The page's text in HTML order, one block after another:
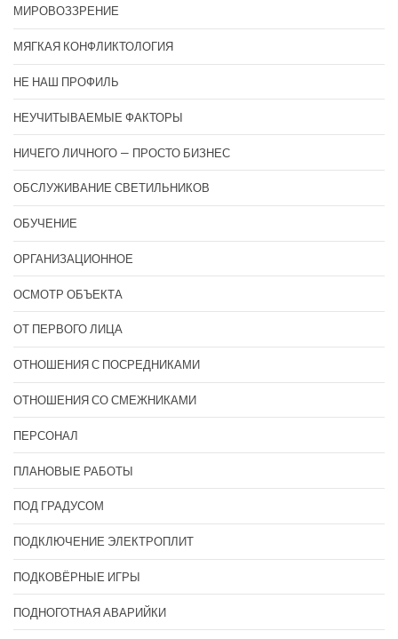
МИРОВОЗЗРЕНИЕ
МЯГКАЯ КОНФЛИКТОЛОГИЯ
НЕ НАШ ПРОФИЛЬ
НЕУЧИТЫВАЕМЫЕ ФАКТОРЫ
НИЧЕГО ЛИЧНОГО — ПРОСТО БИЗНЕС
ОБСЛУЖИВАНИЕ СВЕТИЛЬНИКОВ
ОБУЧЕНИЕ
ОРГАНИЗАЦИОННОЕ
ОСМОТР ОБЪЕКТА
ОТ ПЕРВОГО ЛИЦА
ОТНОШЕНИЯ С ПОСРЕДНИКАМИ
ОТНОШЕНИЯ СО СМЕЖНИКАМИ
ПЕРСОНАЛ
ПЛАНОВЫЕ РАБОТЫ
ПОД ГРАДУСОМ
ПОДКЛЮЧЕНИЕ ЭЛЕКТРОПЛИТ
ПОДКОВЁРНЫЕ ИГРЫ
ПОДНОГОТНАЯ АВАРИЙКИ